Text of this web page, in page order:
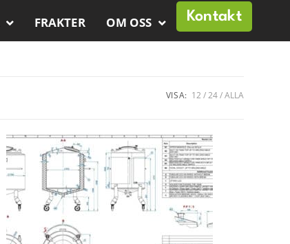
FRAKTER OM OSS Kontakt
VISA: 12 24 ALLA